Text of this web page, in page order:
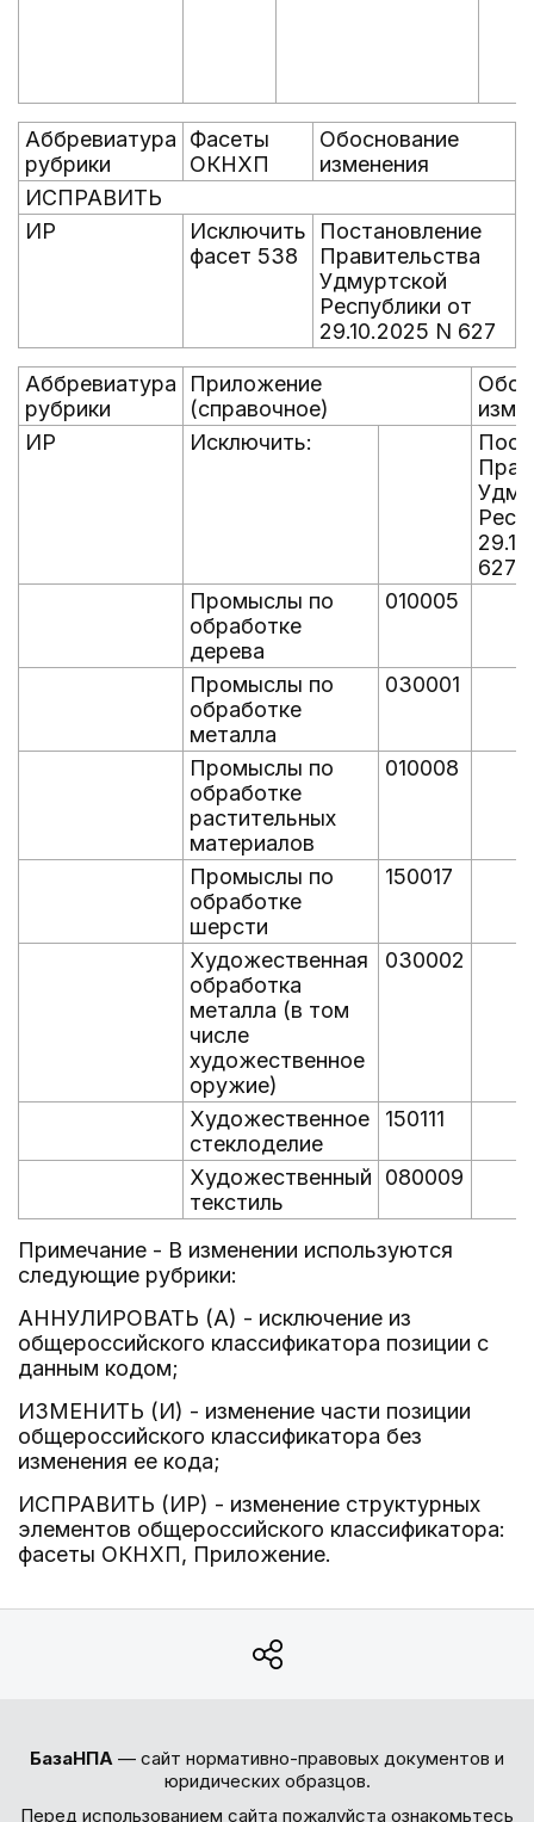
Аббревиатура
рубрики
Фасеты
ОКНХП
Обоснование
изменения
ИСПРАВИТЬ
ИР
Исключить
фасет 538
Постановление
Правительства
Удмуртской
Республики от
29.10.2025 N 627
Аббревиатура
рубрики
Приложение
(справочное)
ИР
Исключить:
627
Промыслы по
обработке
дерева
010005
Промыслы по
обработке
металла
030001
Промыслы по
обработке
растительных
материалов
010008
Промыслы по
обработке
шерсти
150017
Художественная
обработка
металла (в том
числе
художественное
оружие)
030002
Художественное
стеклоделие
150111
Художественный
текстиль
080009
Примечание - В изменении используются
следующие рубрики:
АННУЛИРОВАТЬ (А) - исключение из
общероссийского классификатора позиции с
данным кодом;
ИЗМЕНИТЬ (И) - изменение части позиции
общероссийского классификатора без
изменения ее кода;
ИСПРАВИТЬ (ИР) - изменение структурных
элементов общероссийского классификатора:
фасеты ОКНХП, Приложение.
БазаНПА — сайт нормативно-правовых документов и
юридических образцов.
Перед использованием сайта пожалуйста ознакомьтесь